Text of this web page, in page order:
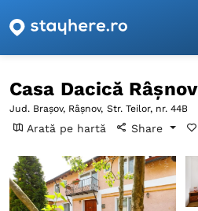
Pagina principală
Casa Dacică Râșnov
Jud. Brașov, Râşnov, Str. Teilor, nr. 44B
Arată pe hartă Share